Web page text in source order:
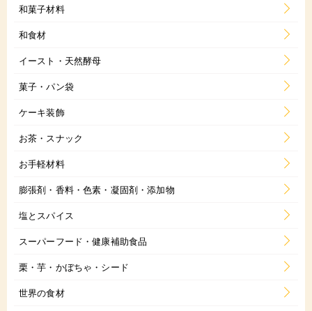
和菓子材料
和食材
イースト・天然酵母
菓子・パン袋
ケーキ装飾
お茶・スナック
お手軽材料
膨張剤・香料・色素・凝固剤・添加物
塩とスパイス
スーパーフード・健康補助食品
栗・芋・かぼちゃ・シード
世界の食材